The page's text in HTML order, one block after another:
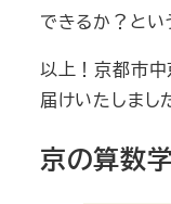
できるか？とい
以上！京都市
届けいたしまし
京の算数